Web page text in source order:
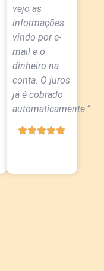
vejo as
informações
vindo por e-
mail e o
dinheiro na
conta. O juros
já é cobrado
automaticamente.”